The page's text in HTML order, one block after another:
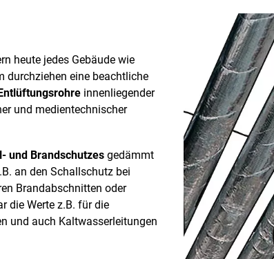
heute jedes Gebäude wie
durchziehen eine beachtliche
innenliegender
und medientechnischer
und Brandschutzes gedämmt
an den Schallschutz bei
Brandabschnitten oder
die Werte z.B. für die
und auch Kaltwasserleitungen